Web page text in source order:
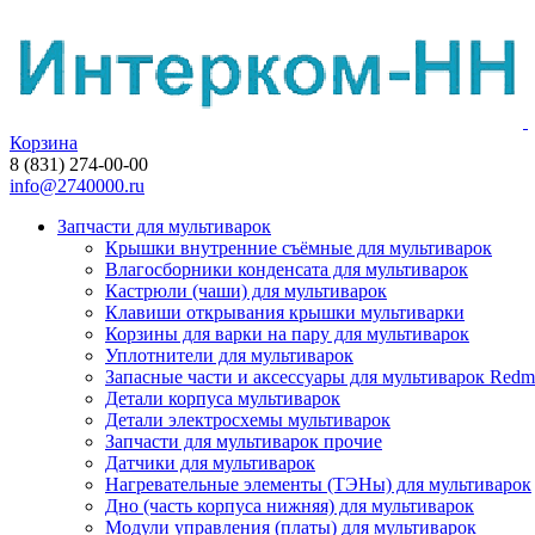
Корзина
8 (831) 274-00-00
info@2740000.ru
Запчасти для мультиварок
Крышки внутренние съёмные для мультиварок
Влагосборники конденсата для мультиварок
Кастрюли (чаши) для мультиварок
Клавиши открывания крышки мультиварки
Корзины для варки на пару для мультиварок
Уплотнители для мультиварок
Запасные части и аксессуары для мультиварок
Детали корпуса мультиварок
Детали электросхемы мультиварок
Запчасти для мультиварок прочие
Датчики для мультиварок
Нагревательные элементы (ТЭНы) для мультиварок
Дно (часть корпуса нижняя) для мультиварок
Модули управления (платы) для мультиварок